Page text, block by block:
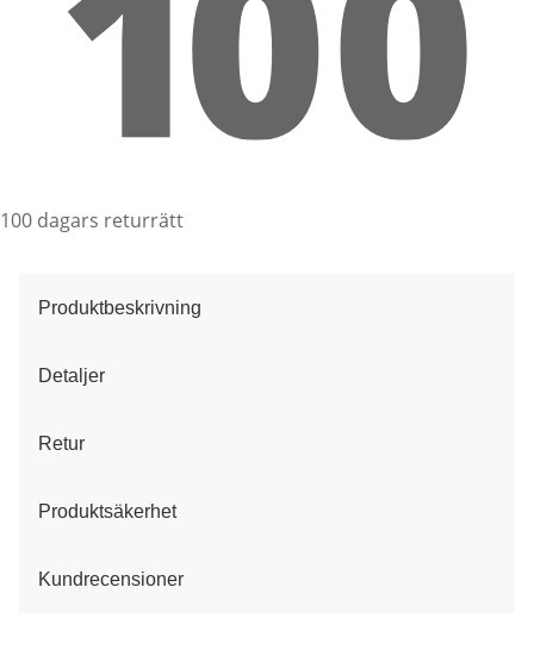
100 dagars returrätt
Produktbeskrivning
Detaljer
Retur
Produktsäkerhet
Kundrecensioner